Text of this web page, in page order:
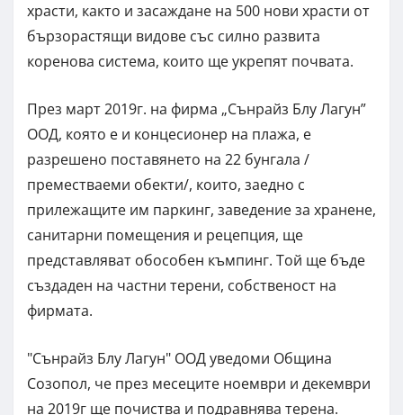
храсти, както и засаждане на 500 нови храсти от
бързорастящи видове със силно развита
коренова система, които ще укрепят почвата.
През март 2019г. на фирма „Сънрайз Блу Лагун”
ООД, която е и концесионер на плажа, е
разрешено поставянето на 22 бунгала /
преместваеми обекти/, които, заедно с
прилежащите им паркинг, заведение за хранене,
санитарни помещения и рецепция, ще
представляват обособен къмпинг. Той ще бъде
създаден на частни терени, собственост на
фирмата.
"Сънрайз Блу Лагун" ООД уведоми Община
Созопол, че през месеците ноември и декември
на 2019г ще почиства и подравнява терена.